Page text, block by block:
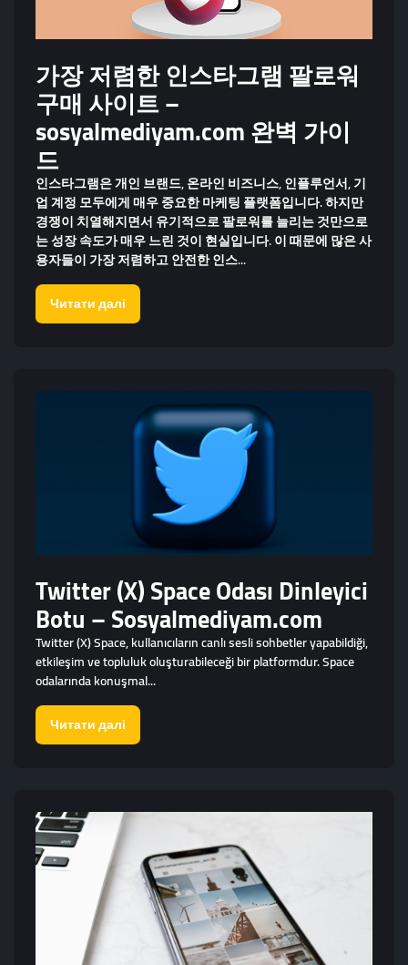
가장 저렴한 인스타그램 팔로워
구매 사이트 –
sosyalmediyam.com 완벽 가이
드
인스타그램은 개인 브랜드, 온라인 비즈니스, 인플루언서, 기
업 계정 모두에게 매우 중요한 마케팅 플랫폼입니다. 하지만
경쟁이 치열해지면서 유기적으로 팔로워를 늘리는 것만으로
는 성장 속도가 매우 느린 것이 현실입니다. 이 때문에 많은 사
용자들이 가장 저렴하고 안전한 인스...
Читати далі
Twitter (X) Space Odası Dinleyici
Botu – Sosyalmediyam.com
Twitter (X) Space, kullanıcıların canlı sesli sohbetler yapabildiği,
etkileşim ve topluluk oluşturabileceği bir platformdur. Space
odalarında konuşmal...
Читати далі